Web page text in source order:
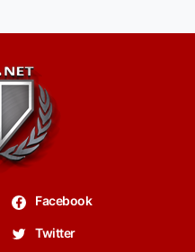
Facebook
Twitter